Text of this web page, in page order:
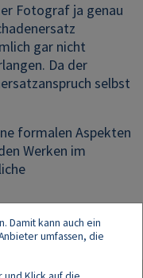
Fotograf ja genau
gar nicht
Da der
selbst
formalen Aspekten
Werken im
Damit kann auch ein
umfassen, die